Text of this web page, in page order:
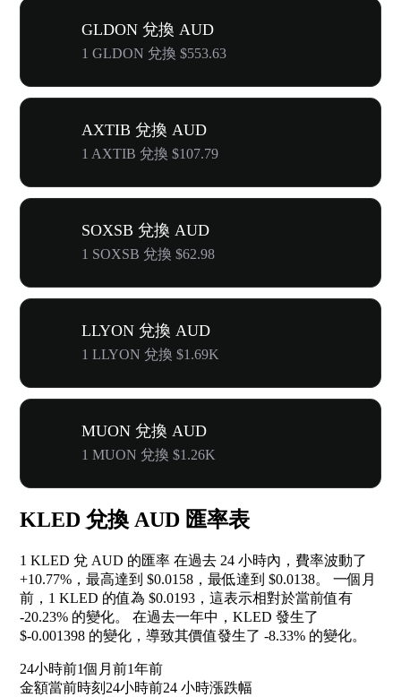
GLDON 兌換 AUD
1 GLDON 兌換 $553.63
AXTIB 兌換 AUD
1 AXTIB 兌換 $107.79
SOXSB 兌換 AUD
1 SOXSB 兌換 $62.98
LLYON 兌換 AUD
1 LLYON 兌換 $1.69K
MUON 兌換 AUD
1 MUON 兌換 $1.26K
KLED 兌換 AUD 匯率表
1 KLED 兌 AUD 的匯率 在過去 24 小時內，費率波動了
+10.77% ，最高達到 $0.0158，最低達到 $0.0138。 一個月
前，1 KLED 的值為 $0.0193，這表示相對於當前值有
-20.23% 的變化。 在過去一年中，KLED 發生了
$-0.001398 的變化，導致其價值發生了 -8.33% 的變化。
24小時前1個月前1年前
金額當前時刻 24小時前24 小時漲跌幅